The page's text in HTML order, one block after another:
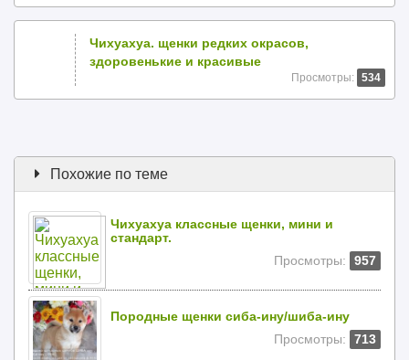
Чихуахуа. щенки редких окрасов,
здоровенькие и красивые
Просмотры: 534
Похожие по теме
Чихуахуа классные щенки, мини и
стандарт.
Просмотры:
957
Породные щенки сиба-ину/шиба-ину
Просмотры:
713